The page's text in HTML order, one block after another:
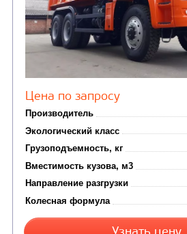
САМОСВАЛ КАМАЗ-65222